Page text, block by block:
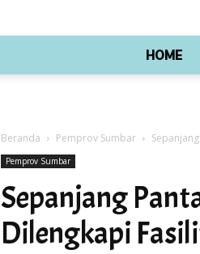
HOME
Beranda Pemprov Sumbar
Pemprov Sumbar
Sepanjang
Dilengkapi